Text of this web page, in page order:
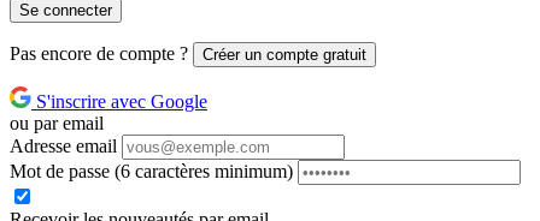
Se connecter
Pas encore de compte ? Créer un compte gratuit
S'inscrire avec Google
ou par email
Adresse email
Mot de passe (6 caractères minimum)